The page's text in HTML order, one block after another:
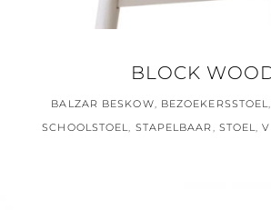
BLOCK
BALZAR BESKOW, BEZOEKERSSTOEL,
SCHOOLSTOEL, STAPELBAAR, STOEL,